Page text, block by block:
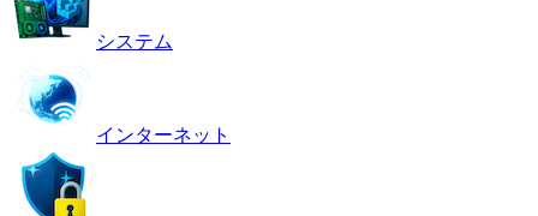
システム
インターネット